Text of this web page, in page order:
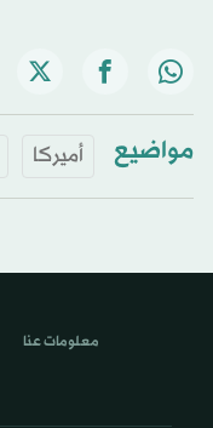
مواضيع أميركا
معلومات عنا